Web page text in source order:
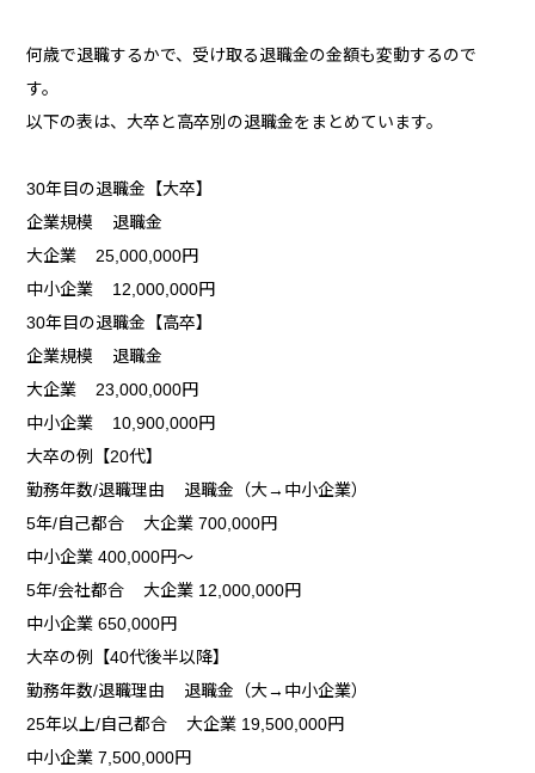
何歳で退職するかで、受け取る退職金の金額も変動するので
す。
以下の表は、大卒と高卒別の退職金をまとめています。
30年目の退職金【大卒】
企業規模 退職金
大企業 25,000,000円
中小企業 12,000,000円
30年目の退職金【高卒】
企業規模 退職金
大企業 23,000,000円
中小企業 10,900,000円
大卒の例【20代】
勤務年数/退職理由 退職金（大→中小企業）
5年/自己都合 大企業 700,000円
中小企業 400,000円～
5年/会社都合 大企業 12,000,000円
中小企業 650,000円
大卒の例【40代後半以降】
勤務年数/退職理由 退職金（大→中小企業）
25年以上/自己都合 大企業 19,500,000円
中小企業 7,500,000円